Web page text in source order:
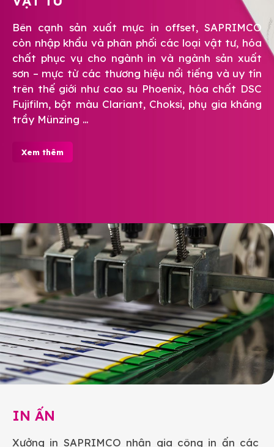
Bên cạnh sản xuất mực in offset, SAPRIMCO
còn nhập khẩu và phân phối các loại vật tư, hóa
chất phục vụ cho ngành in và ngành sản xuất
sơn – mực từ các thương hiệu nổi tiếng và uy tín
trên thế giới như cao su Phoenix, hóa chất DSC
Fujifilm, bột màu Clariant, Choksi, phụ gia kháng
trầy Münzing …
Xem thêm
IN ẤN
Xưởng in SAPRIMCO nhận gia công in ấn các